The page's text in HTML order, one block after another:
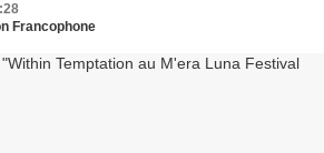
Francophone